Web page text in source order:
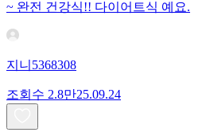
~ 완전 건강식!! 다이어트식 예요.
지니5368308
조회수 2.8만25.09.24